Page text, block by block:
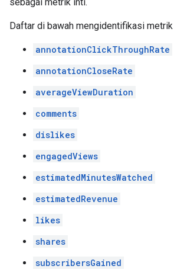
Daftar di bawah mengidentifikasi
annotationClickThroughRate
annotationCloseRate
averageViewDuration
comments
dislikes
engagedViews
estimatedMinutesWatched
estimatedRevenue
likes
shares
subscribersGained